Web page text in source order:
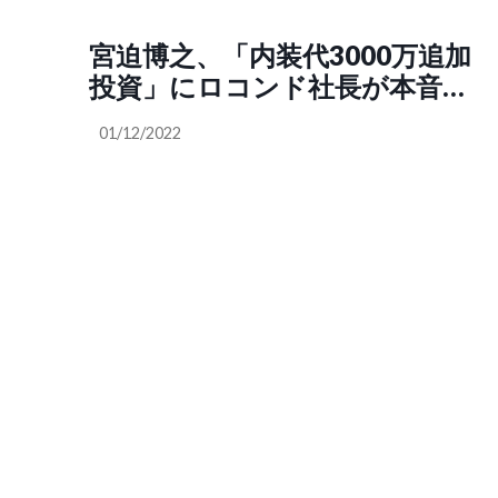
宮迫博之、「内装代3000万追加
投資」にロコンド社長が本音
01/12/2022